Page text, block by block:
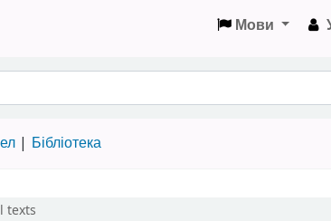
Мови
Бібліотека
texts